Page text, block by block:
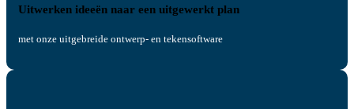
Uitwerken ideeën naar een uitgewerkt plan
met onze uitgebreide ontwerp- en tekensoftware